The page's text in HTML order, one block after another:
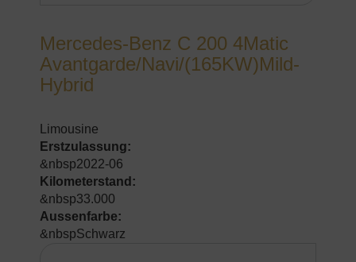
Mercedes-Benz C 200 4Matic
Avantgarde/Navi/(165KW)Mild-
Hybrid
Limousine
Erstzulassung:
&nbsp2022-06
Kilometerstand:
&nbsp33.000
Aussenfarbe:
&nbspSchwarz